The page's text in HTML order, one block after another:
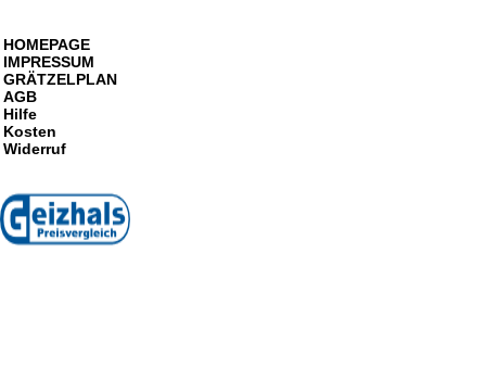
HOMEPAGE
IMPRESSUM
GRÄTZELPLAN
AGB
Hilfe
Kosten
Widerruf